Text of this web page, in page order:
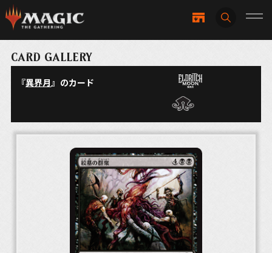
CARD GALLERY
『異界月』のカード